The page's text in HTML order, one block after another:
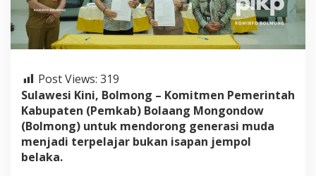
t
a
l
n
g
n
K
Post Views: 319
Sulawesi Kini, Bolmong – Komitmen Pemerintah
Kabupaten (Pemkab) Bolaang Mongondow
(Bolmong) untuk mendorong generasi muda
menjadi terpelajar bukan isapan jempol
belaka.